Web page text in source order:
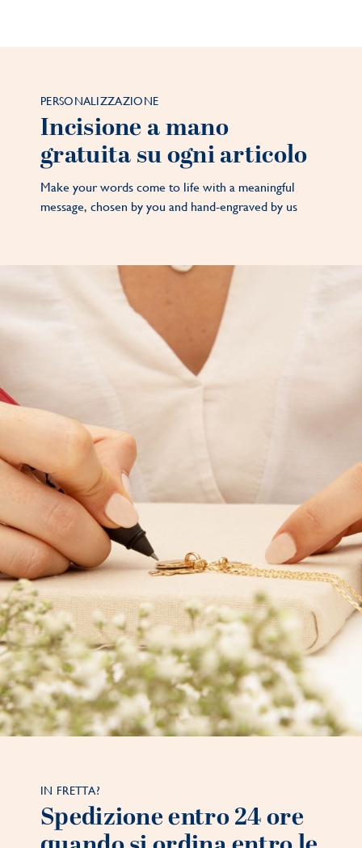
PERSONALIZZAZIONE
Incisione a mano
gratuita su ogni articolo
Make your words come to life with a meaningful
message, chosen by you and hand-engraved by us
IN FRETTA?
Spedizione entro 24 ore